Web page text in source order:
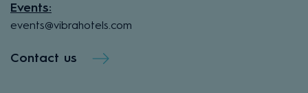
Events:
events@vibrahotels.com
Contact us